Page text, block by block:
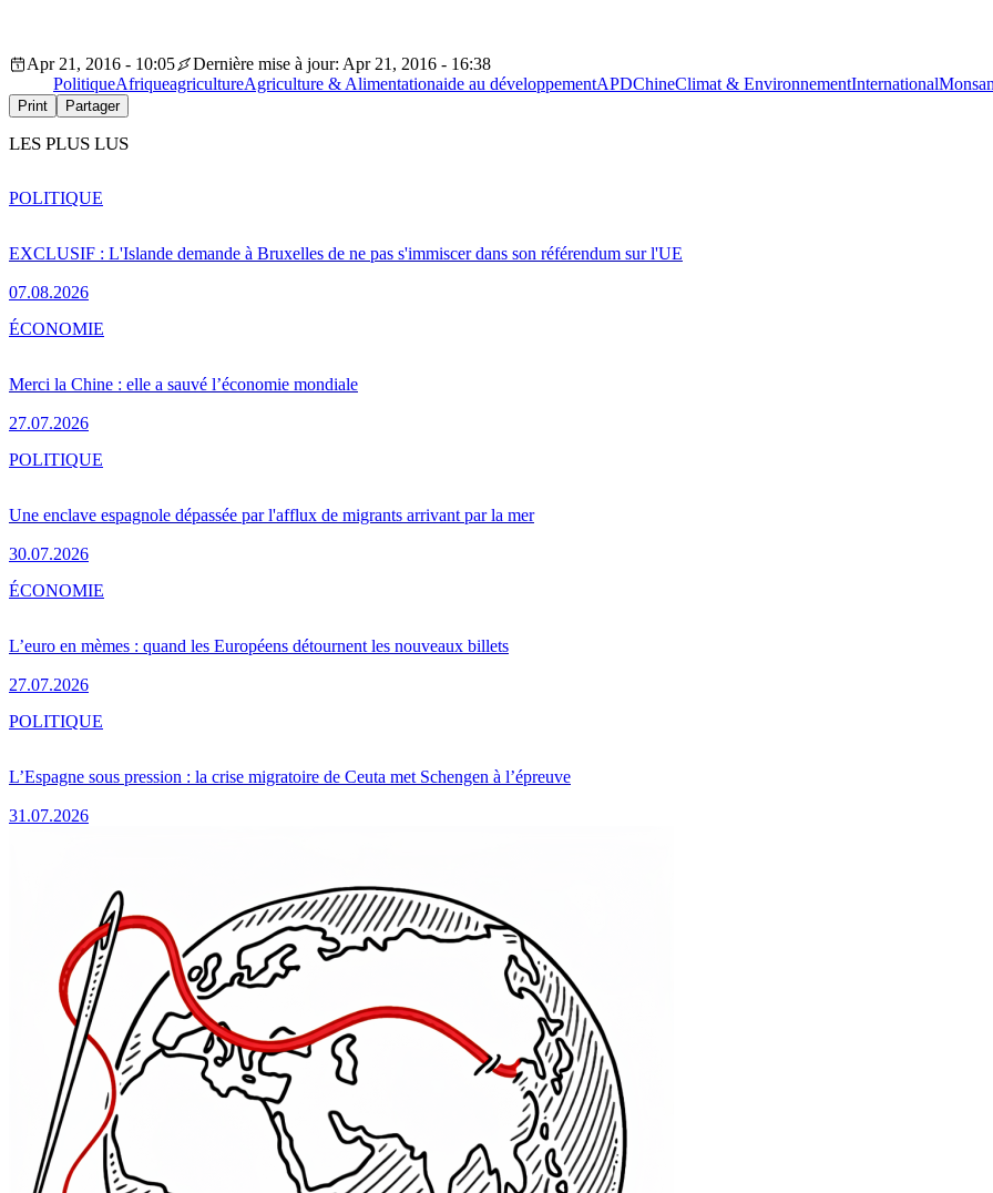
Apr 21, 2016 - 10:05
Dernière mise à jour: Apr 21, 2016 - 16:38
PolitiqueAfriqueagricultureAgriculture & Alimentationaide au développementAPDChineClimat & EnvironnementInternational
Print Partager
LES PLUS LUS
EXCLUSIF : L'Islande demande à Bruxelles de ne pas s'immiscer dans son référendum sur l'UE
07.08.2026
POLITIQUE
Merci la Chine : elle a sauvé l’économie mondiale
27.07.2026
ÉCONOMIE
Une enclave espagnole dépassée par l'afflux de migrants arrivant par la mer
30.07.2026
POLITIQUE
L’euro en mèmes : quand les Européens détournent les nouveaux billets
27.07.2026
ÉCONOMIE
L’Espagne sous pression : la crise migratoire de Ceuta met Schengen à l’épreuve
31.07.2026
POLITIQUE